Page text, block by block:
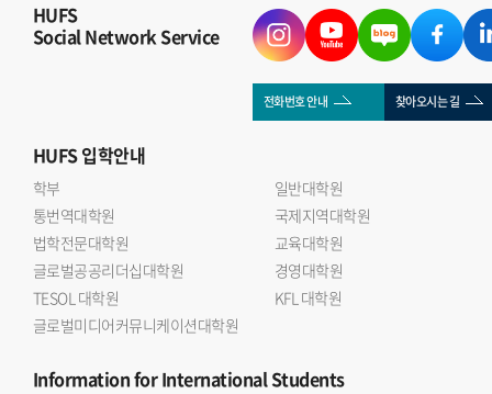
HUFS
Social Network Service
전화번호 안내 찾아오시는 길
HUFS입학안내
학부
일반대학원
통번역대학원
국제지역대학원
법학전문대학원
교육대학원
글로벌공공리더십대학원
경영대학원
TESOL 대학원
KFL 대학원
글로벌미디어커뮤니케이션대학원
Informationfor International Students